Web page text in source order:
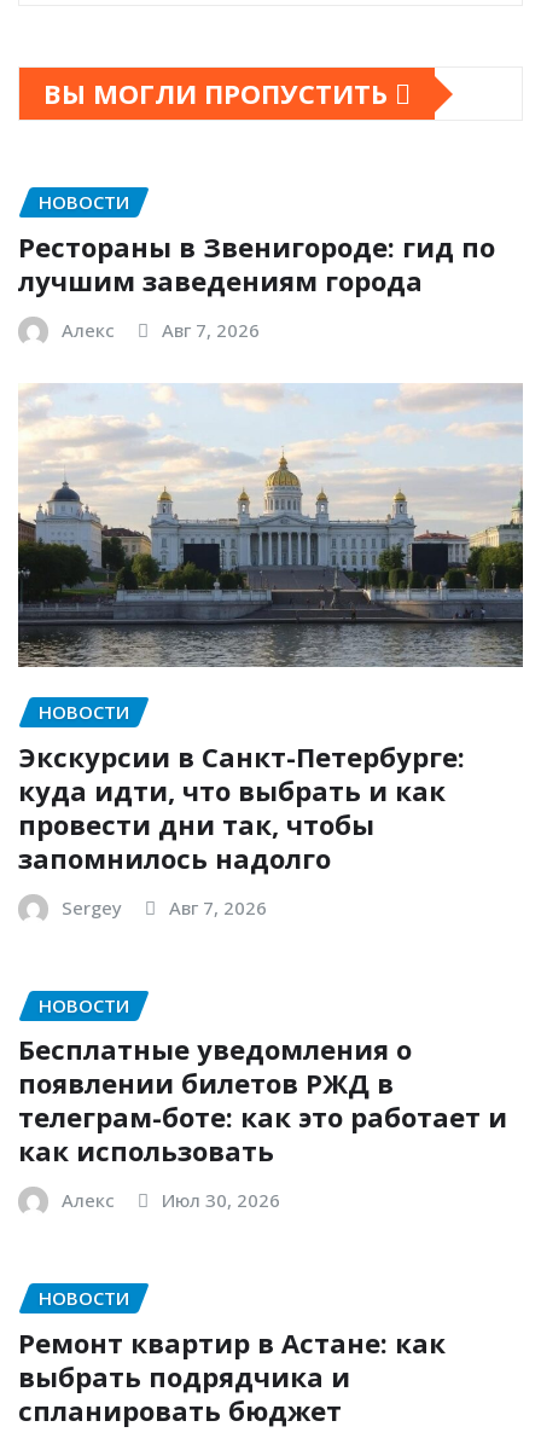
ВЫ МОГЛИ ПРОПУСТИТЬ
НОВОСТИ
Рестораны в Звенигороде: гид по
лучшим заведениям города
Алекс Авг 7, 2026
НОВОСТИ
Экскурсии в Санкт-Петербурге:
куда идти, что выбрать и как
провести дни так, чтобы
запомнилось надолго
Sergey Авг 7, 2026
НОВОСТИ
Бесплатные уведомления о
появлении билетов РЖД в
телеграм-боте: как это работает и
как использовать
Алекс Июл 30, 2026
НОВОСТИ
Ремонт квартир в Астане: как
выбрать подрядчика и
спланировать бюджет